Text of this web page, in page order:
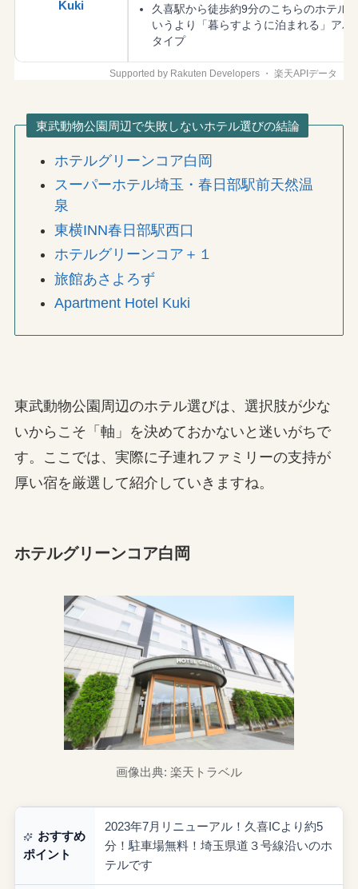
Kuki
久喜駅から徒歩約9分のこちらのホテル
いうより「暮らすように泊まれる」アパ
タイプ
東武動物公園周辺で失敗しないホテル選びの結論
ホテルグリーンコア白岡
スーパーホテル埼玉・春日部駅前天然温
泉
東横INN春日部駅西口
ホテルグリーンコア＋１
旅館あさよろず
Apartment Hotel Kuki
東武動物公園周辺のホテル選びは、選択肢が少な
いからこそ「軸」を決めておかないと迷いがちで
す。ここでは、実際に子連れファミリーの支持が
厚い宿を厳選して紹介していきますね。
ホテルグリーンコア白岡
画像出典: 楽天トラベル
おすすめ
ポイント
2023年7月リニューアル！久喜ICより約5
分！駐車場無料！埼玉県道３号線沿いのホ
テルです